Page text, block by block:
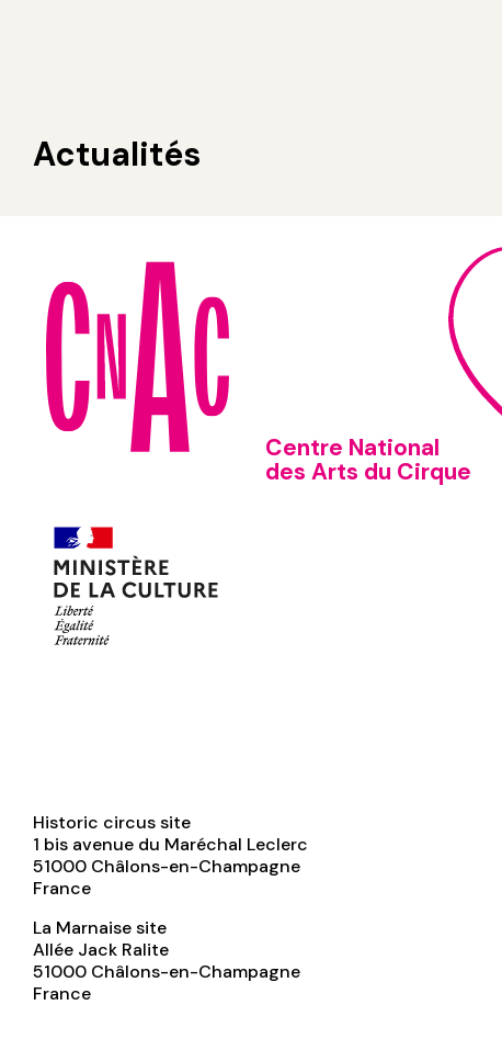
Actualités
Centre National
des Arts du Cirque
Historic circus site
1 bis avenue du Maréchal Leclerc
51000 Châlons-en-Champagne
France
La Marnaise site
Allée Jack Ralite
51000 Châlons-en-Champagne
France